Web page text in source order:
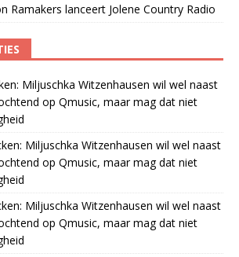
Ramakers lanceert Jolene Country Radio
Miljuschka Witzenhausen wil wel naast
op Qmusic, maar mag dat niet
Miljuschka Witzenhausen wil wel naast
op Qmusic, maar mag dat niet
Miljuschka Witzenhausen wil wel naast
op Qmusic, maar mag dat niet